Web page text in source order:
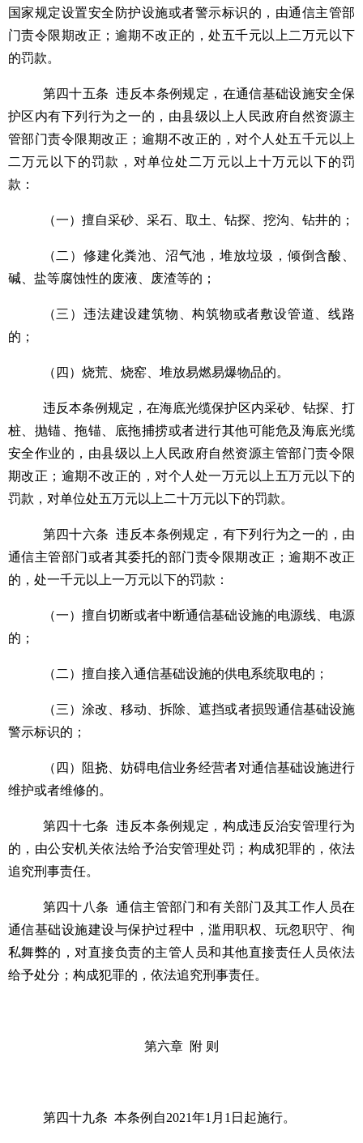
国家规定设置安全防护设施或者警示标识的，由通信主管部
门责令限期改正；逾期不改正的，处五千元以上二万元以下
的罚款。
第四十五条
违反本条例规定，在通信基础设施安全保
护区内有下列行为之一的，由县级以上人民政府自然资源主
管部门责令限期改正；逾期不改正的，对个人处五千元以上
二万元以下的罚款，对单位处二万元以上十万元以下的罚
款：
（一）擅自采砂、采石、取土、钻探、挖沟、钻井的；
（二）修建化粪池、沼气池，堆放垃圾，倾倒含酸、
碱、盐等腐蚀性的废液、废渣等的；
（三）违法建设建筑物、构筑物或者敷设管道、线路
的；
（四）烧荒、烧窑、堆放易燃易爆物品的。
违反本条例规定，在海底光缆保护区内采砂、钻探、打
桩、抛锚、拖锚、底拖捕捞或者进行其他可能危及海底光缆
安全作业的，由县级以上人民政府自然资源主管部门责令限
期改正；逾期不改正的，对个人处一万元以上五万元以下的
罚款，对单位处五万元以上二十万元以下的罚款。
第四十六条
违反本条例规定，有下列行为之一的，由
通信主管部门或者其委托的部门责令限期改正；逾期不改正
的，处一千元以上一万元以下的罚款：
（一）擅自切断或者中断通信基础设施的电源线、电源
的；
（二）擅自接入通信基础设施的供电系统取电的；
（三）涂改、移动、拆除、遮挡或者损毁通信基础设施
警示标识的；
（四）阻挠、妨碍电信业务经营者对通信基础设施进行
维护或者维修的。
第四十七条
违反本条例规定，构成违反治安管理行为
的，由公安机关依法给予治安管理处罚；构成犯罪的，依法
追究刑事责任。
第四十八条
通信主管部门和有关部门及其工作人员在
通信基础设施建设与保护过程中，滥用职权、玩忽职守、徇
私舞弊的，对直接负责的主管人员和其他直接责任人员依法
给予处分；构成犯罪的，依法追究刑事责任。
第六章 附 则
第四十九条 本条例自2021年1月1日起施行。